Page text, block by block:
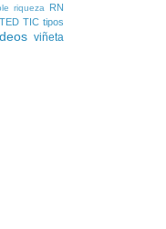
riqueza
RN
TED TIC tipos
viñeta